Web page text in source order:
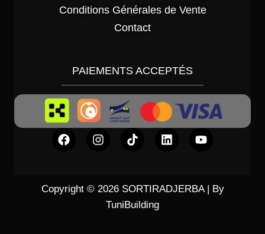
Conditions Générales de Vente
Contact
PAIEMENTS ACCEPTÉS
Copyright © 2026 SORTIRADJERBA | By
TuniBuilding